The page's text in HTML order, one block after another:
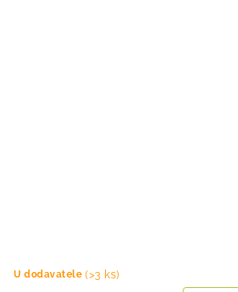
U dodavatele (>3 ks)